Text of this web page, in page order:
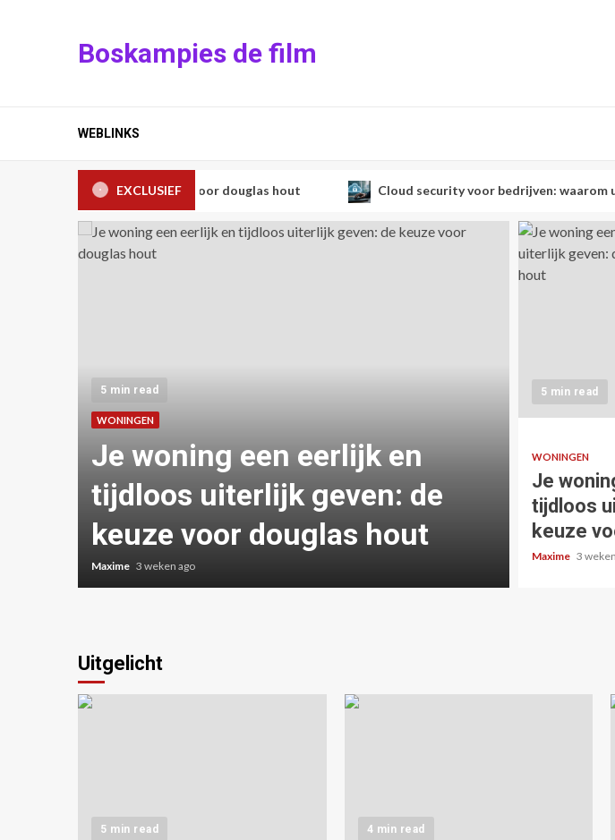
Boskampies de film
WEBLINKS
EXCLUSIEF
geven: de keuze voor douglas hout Cloud security voor bedrijven: waarom uw
5 min read
WONINGEN
Je woning een eerlijk en
tijdloos uiterlijk geven: de
keuze voor douglas hout
Maxime 3 weken ago
denkt
3 weken
5 min read
WONINGEN
Je
tijdloos
keuze
Maxime 3
Uitgelicht
5 min read 4 min read